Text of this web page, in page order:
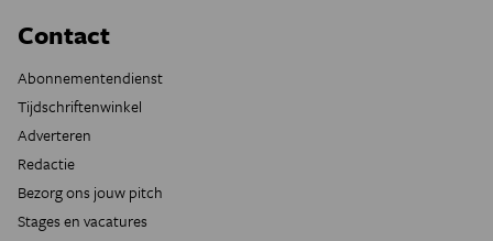
Contact
Abonnementendienst
Tijdschriftenwinkel
Adverteren
Redactie
Bezorg ons jouw pitch
Stages en vacatures